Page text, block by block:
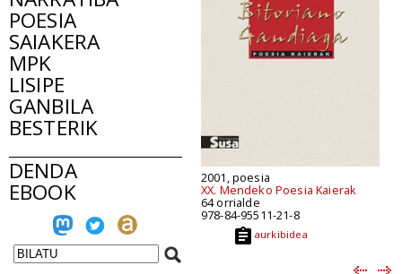
POESIA
SAIAKERA
MPK
LISIPE
GANBILA
BESTERIK
DENDA
EBOOK
2001, poesia
XX. Mendeko Poesia Kaierak
64 orrialde
978-84-95511-21-8
aurkibidea